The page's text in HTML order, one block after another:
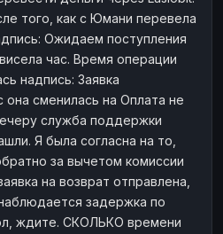
того, как с Юмани перевела
Ожидаем поступления
час. Время операции
надпись: Заявка
она сменилась на Оплата не
служба поддержки
Я была согласна на то,
за вычетом комиссии
на возврат отправлена,
задержка по
ждите. СКОЛЬКО времени